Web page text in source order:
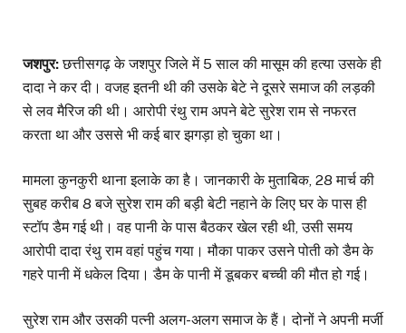
जशपुर:छत्तीसगढ़ के जशपुर जिले में 5 साल की मासूम की हत्या उसके ही
दादा ने कर दी। वजह इतनी थी की उसके बेटे ने दूसरे समाज की लड़की
से लव मैरिज की थी। आरोपी रंथु राम अपने बेटे सुरेश राम से नफरत
करता था और उससे भी कई बार झगड़ा हो चुका था।
मामला कुनकुरी थाना इलाके का है। जानकारी के मुताबिक, 28 मार्च की
सुबह करीब 8 बजे सुरेश राम की बड़ी बेटी नहाने के लिए घर के पास ही
स्टॉप डैम गई थी। वह पानी के पास बैठकर खेल रही थी, उसी समय
आरोपी दादा रंथु राम वहां पहुंच गया। मौका पाकर उसने पोती को डैम के
गहरे पानी में धकेल दिया। डैम के पानी में डूबकर बच्ची की मौत हो गई।
सुरेश राम और उसकी पत्नी अलग-अलग समाज के हैं। दोनों ने अपनी मर्जी